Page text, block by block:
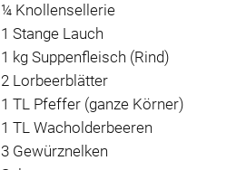
¼ Knollensellerie
1 Stange Lauch
1 kg Suppenfleisch (Rind)
2 Lorbeerblätter
1 TL Pfeffer (ganze Körner)
1 TL Wacholderbeeren
3 Gewürznelken